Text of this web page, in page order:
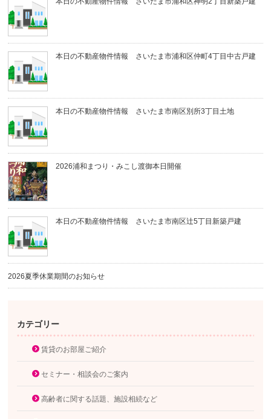
本日の不動産物件情報 さいたま市浦和区仲町4丁目中古戸建
本日の不動産物件情報 さいたま市南区別所3丁目土地
2026浦和まつり・みこし渡御本日開催
本日の不動産物件情報 さいたま市南区辻5丁目新築戸建
2026夏季休業期間のお知らせ
カテゴリー
賃貸のお部屋ご紹介
セミナー・相談会のご案内
高齢者に関する話題、施設相続など